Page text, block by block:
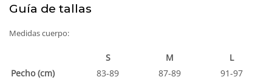
Guía de tallas
Medidas cuerpo:
S M
L
Pecho (cm)
83-89 87-89
91-97